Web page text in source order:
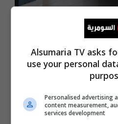
ضخمة من
Alsumaria TV asks
use your personal
Personalised advertising
content measurement,
services development